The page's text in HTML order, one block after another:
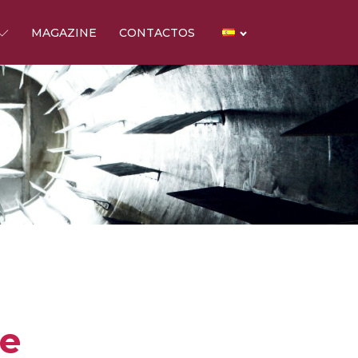
Tartrato de sodio y potasio
Aceite de pepitas de uva
Pellets de pepitas de uva
farmacéuticos
del vino
MAGAZINE CONTACTOS